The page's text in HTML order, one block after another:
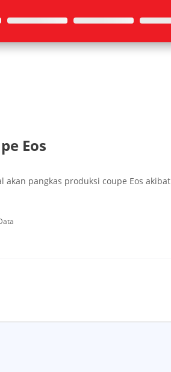
Eos
akan pangkas produksi coupe Eos akibat